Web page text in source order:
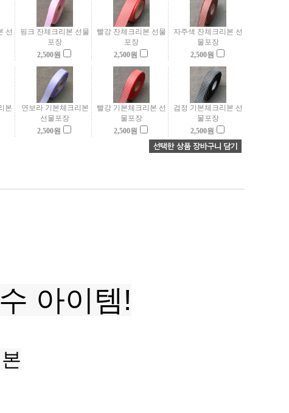
선
핑크 잔체크리본 선물
포장
빨강 잔체크리본 선물
포장
자주색 잔체크리본 선
물포장
2,500원 2,500원 2,500원
본
연보라 기본체크리본
선물포장
빨강 기본체크리본 선
물포장
검정 기본체크리본 선
물포장
2,500원 2,500원 2,500원
아이템!